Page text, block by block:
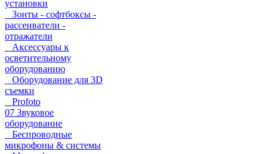
установки
Зонты - софтбоксы -
рассеиватели -
отражатели
Аксессуары к
осветительному
оборудованию
Оборудование для 3D
съемки
Profoto
07 Звуковое
оборудование
Беспроводные
микрофоны & системы